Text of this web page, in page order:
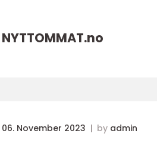
NYTTOMMAT.no
06. November 2023 by admin